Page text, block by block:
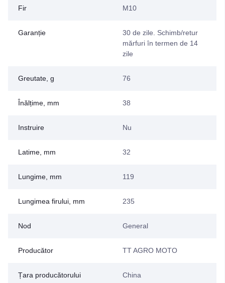
Fir M10
Garanție
30 de zile. Schimb/retur
mărfuri în termen de 14
zile
Greutate, g 76
Înălțime, mm 38
Instruire Nu
Latime, mm 32
Lungime, mm 119
Lungimea firului, mm 235
Nod General
Producător TT AGRO MOTO
Țara producătorului China